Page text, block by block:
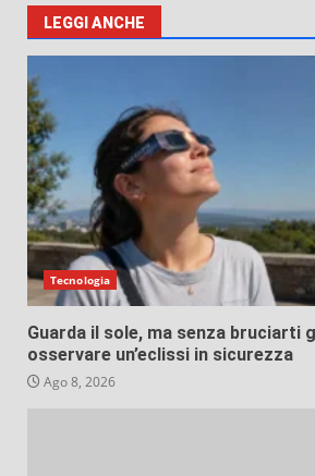
LEGGI ANCHE
Tecnologia
Guarda il sole, ma senza bruciarti
osservare un’eclissi in sicurezza
Ago 8, 2026